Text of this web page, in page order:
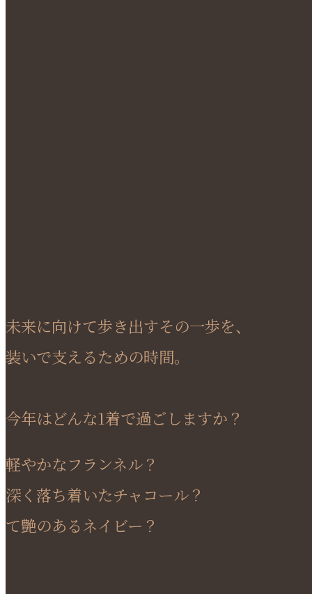
未来に向けて歩き出すその一歩を、
装いで支えるための時間。
今年はどんな1着で過ごしますか？
軽やかなフランネル？
深く落ち着いたチャコール？
て艶のあるネイビー？